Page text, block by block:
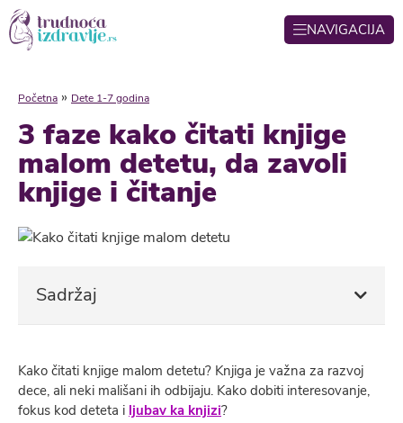
NAVIGACIJA
Početna » Dete 1-7 godina
3 faze kako čitati knjige
malom detetu, da zavoli
knjige i čitanje
Sadržaj
Kako čitati knjige malom detetu? Knjiga je važna za razvoj
dece, ali neki mališani ih odbijaju. Kako dobiti interesovanje,
fokus kod deteta i ljubav ka knjizi?